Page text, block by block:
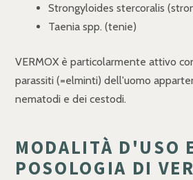
Strongyloides stercoralis
Taenia spp. (tenie)
VERMOX è particolarmente attivo
parassiti (=elminti) dell'uomo
nematodi e dei cestodi.
MODALITÀ D'USO
POSOLOGIA DI